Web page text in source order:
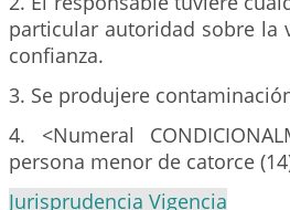
particular autoridad sobre
confianza.
3. Se produjere
4. <Numeral
persona menor de catorce
Jurisprudencia Vigencia